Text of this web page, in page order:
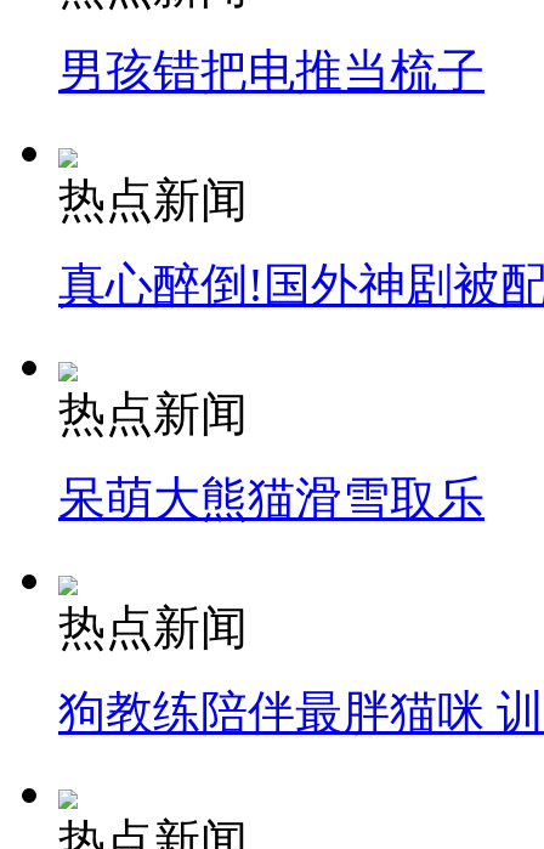
男孩错把电推当梳子
热点新闻
真心醉倒!国外神剧被
热点新闻
呆萌大熊猫滑雪取乐
热点新闻
狗教练陪伴最胖猫咪